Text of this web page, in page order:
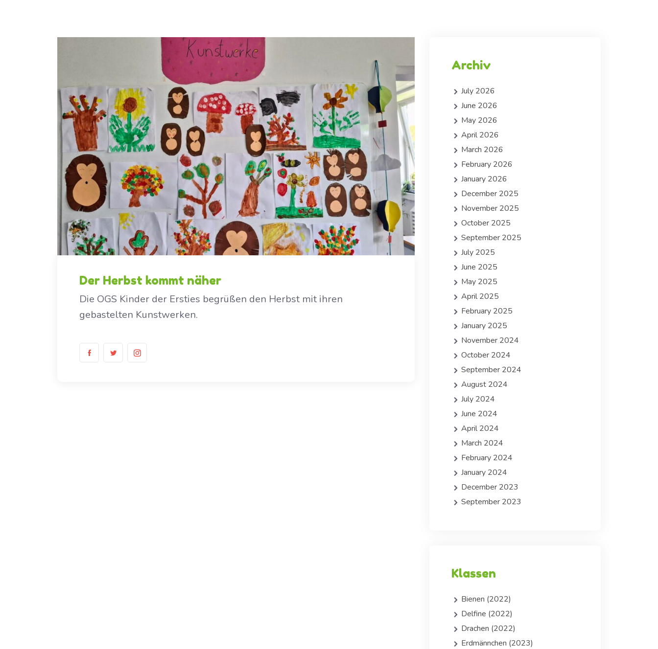
Der Herbst kommt näher
Die OGS Kinder der Ersties begrüßen den Herbst mit ihren
gebastelten Kunstwerken.
Archiv
July 2026
June 2026
May 2026
April 2026
March 2026
February 2026
January 2026
December 2025
November 2025
October 2025
September 2025
July 2025
June 2025
May 2025
April 2025
February 2025
January 2025
November 2024
October 2024
September 2024
August 2024
July 2024
June 2024
April 2024
March 2024
February 2024
January 2024
December 2023
September 2023
Klassen
Bienen (2022)
Delfine (2022)
Drachen (2022)
Erdmännchen (2023)